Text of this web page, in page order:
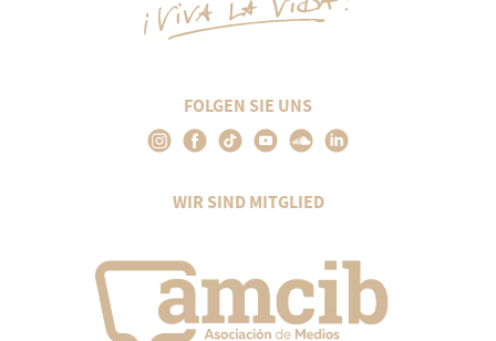
FOLGEN SIE UNS
WIR SIND MITGLIED